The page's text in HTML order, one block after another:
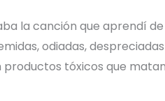
la canción que aprendí
odiadas,
tóxicos que